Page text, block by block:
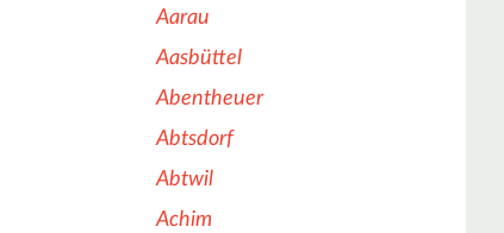
Aarau
Aasbüttel
Abentheuer
Abtsdorf
Abtwil
Achim